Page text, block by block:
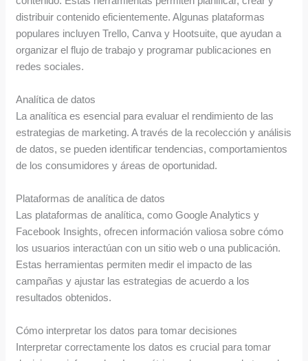
distribuir contenido eficientemente. Algunas plataformas
populares incluyen Trello, Canva y Hootsuite, que ayudan a
organizar el flujo de trabajo y programar publicaciones en
redes sociales.
Analítica de datos
La analítica es esencial para evaluar el rendimiento de las
estrategias de marketing. A través de la recolección y análisis
de datos, se pueden identificar tendencias, comportamientos
de los consumidores y áreas de oportunidad.
Plataformas de analítica de datos
Las plataformas de analítica, como Google Analytics y
Facebook Insights, ofrecen información valiosa sobre cómo
los usuarios interactúan con un sitio web o una publicación.
Estas herramientas permiten medir el impacto de las
campañas y ajustar las estrategias de acuerdo a los
resultados obtenidos.
Cómo interpretar los datos para tomar decisiones
Interpretar correctamente los datos es crucial para tomar